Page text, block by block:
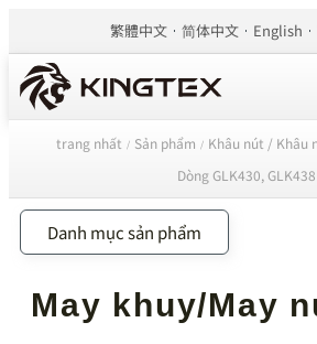
繁體中文 简体中文 English
trang nhất / Sản phẩm / Khâu nút / Khâu
Dòng GLK430, GLK438
Danh mục sản phẩm
May khuy/May